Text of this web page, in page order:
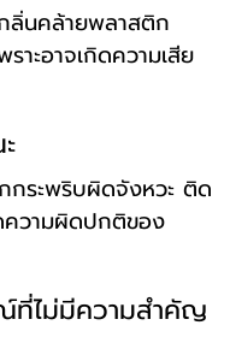
ลิ่นคล้ายพลาสติก
าะอาจเกิดความเสีย
กระพริบผิดจังหวะ ติด
ความผิดปกติของ
ที่ไม่มีความสำคัญ